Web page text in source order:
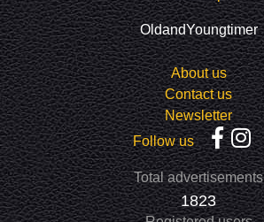
OldandYoungtimer
About us
Contact us
Newsletter
Follow us
Total advertisements
1823